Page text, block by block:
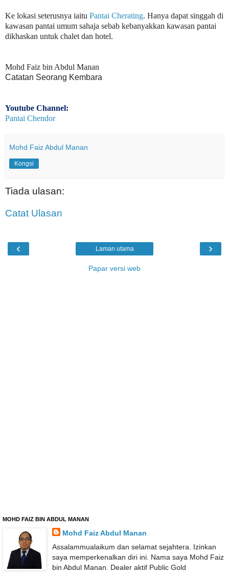
Ke lokasi seterusnya iaitu Pantai Cherating. Hanya dapat singgah di
kawasan pantai umum sahaja sebab kebanyakkan kawasan pantai
dikhaskan untuk chalet dan hotel.
Mohd Faiz bin Abdul Manan
Catatan Seorang Kembara
Youtube Channel:
Pantai Chendor
Mohd Faiz Abdul Manan
Kongsi
Tiada ulasan:
Catat Ulasan
‹ ›
Laman utama
Papar versi web
MOHD FAIZ BIN ABDUL MANAN
Mohd Faiz Abdul Manan
Assalammualaikum dan selamat sejahtera. Izinkan
saya memperkenalkan diri ini. Nama saya Mohd Faiz
bin Abdul Manan. Dealer aktif Public Gold